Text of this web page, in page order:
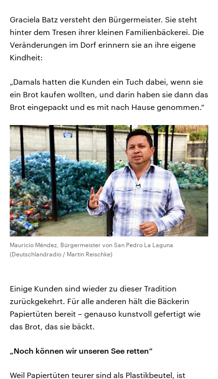
Graciela Batz versteht den Bürgermeister. Sie steht
hinter dem Tresen ihrer kleinen Familienbäckerei. Die
Veränderungen im Dorf erinnern sie an ihre eigene
Kindheit:
„Damals hatten die Kunden ein Tuch dabei, wenn sie
ein Brot kaufen wollten, und darin haben sie dann das
Brot eingepackt und es mit nach Hause genommen.“
Mauricio Méndez, Bürgermeister von San Pedro La Laguna
(Deutschlandradio / Martin Reischke)
Einige Kunden sind wieder zu dieser Tradition
zurückgekehrt. Für alle anderen hält die Bäckerin
Papiertüten bereit – genauso kunstvoll gefertigt wie
das Brot, das sie bäckt.
„Noch können wir unseren See retten“
Weil Papiertüten teurer sind als Plastikbeutel, ist